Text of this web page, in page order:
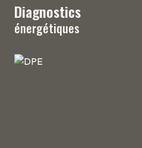
Diagnostics
énergétiques